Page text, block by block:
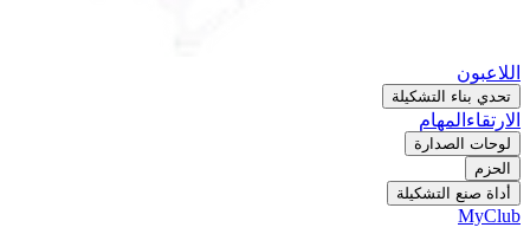
اللاعبون
تحدي بناء التشكيلة
الارتقاء المهام
لوحات الصدارة
الحزم
أداة صنع التشكيلة
MyClub